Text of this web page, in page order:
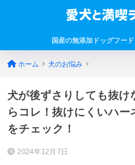
国産の無添加ドッグフー
ホーム 犬のお悩み
犬が後ずさりしても抜け
らコレ！抜けにくいハー
をチェック！
2024年12月7日